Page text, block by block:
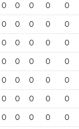
0 0 0 0 0
0 0 0 0 0
0 0 0 0 0
0 0 0 0 0
0 0 0 0 0
0 0 0 0 0
0 0 0 0 0